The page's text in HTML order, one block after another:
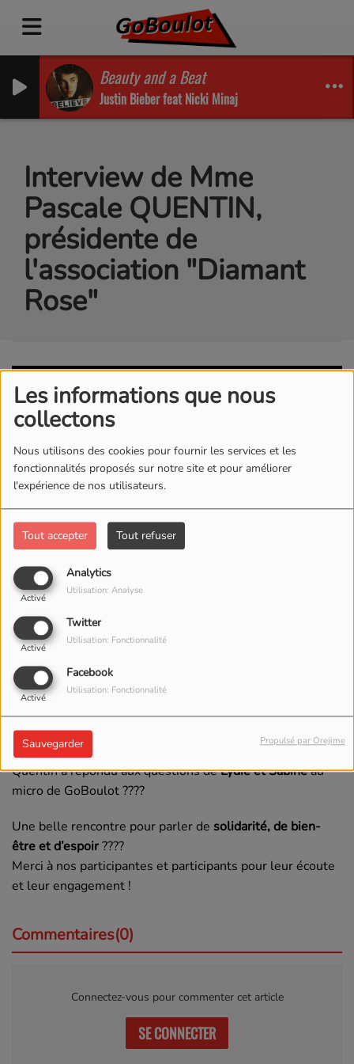
Les informations que nous
collectons
Nous utilisons des cookies pour fournir les services et les
fonctionnalités proposés sur notre site et pour améliorer
l'expérience de nos utilisateurs.
Tout accepter Tout refuser
Analytics
Activé
Utilisation: Analyse
Twitter
Activé
Utilisation: Fonctionnalité
Facebook
Activé
Utilisation: Fonctionnalité
Sauvegarder Propulsé par Orejime
Beauty and a Beat
Justin Bieber feat Nicki Minaj
Interview de Mme
Pascale QUENTIN,
présidente de
l'association "Diamant
Rose"
14 OCTOBRE 2025
Octobre Rose sur GoBoulot la radio !
Cette semaine, nous avons eu le plaisir d’accueillir
Madame Pascale Quentin
Diamant Rose, qui soutient les femmes touchées par le
cancer à travers desactivités physiques adaptées
Après une séance de sensibilisation auprès de nos
apprenants du dispositif
S’engager vers l’emploi, Madame
Quentin a répondu aux questions deLydie et Sabineau
micro de GoBoulot ????️
Une belle rencontre pour parler de solidarité, de bien-
être et d’espoir????
Merci à nos participantes et participants pour leur écoute
et leur engagement !
Commentaires(0)
Connectez-vous pour commenter cet article
SE CONNECTER